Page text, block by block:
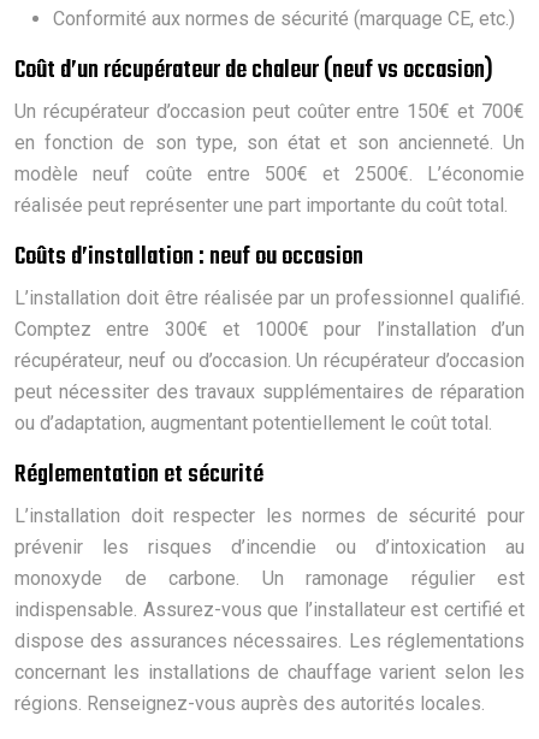
Conformité aux normes de sécurité (marquage CE, etc.)
Coût d’un récupérateur de chaleur (neuf vs occasion)
Un récupérateur d’occasion peut coûter entre 150€ et 700€
en fonction de son type, son état et son ancienneté. Un
modèle neuf coûte entre 500€ et 2500€. L’économie
réalisée peut représenter une part importante du coût total.
Coûts d’installation : neuf ou occasion
L’installation doit être réalisée par un professionnel qualifié.
Comptez entre 300€ et 1000€ pour l’installation d’un
récupérateur, neuf ou d’occasion. Un récupérateur d’occasion
peut nécessiter des travaux supplémentaires de réparation
ou d’adaptation, augmentant potentiellement le coût total.
Réglementation et sécurité
L’installation doit respecter les normes de sécurité pour
prévenir les risques d’incendie ou d’intoxication au
monoxyde de carbone. Un ramonage régulier est
indispensable. Assurez-vous que l’installateur est certifié et
dispose des assurances nécessaires. Les réglementations
concernant les installations de chauffage varient selon les
régions. Renseignez-vous auprès des autorités locales.